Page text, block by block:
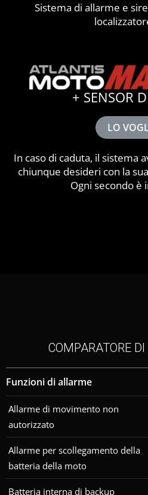
Sistema di allarme e
+ SENSOR
LO
In caso di caduta, il sistema
chiunque desideri con la
Ogni secondo è
COMPARATORE DI
Funzioni di allarme
Allarme di movimento non
autorizzato
Allarme per scollegamento della
batteria della moto
Batteria interna di backup